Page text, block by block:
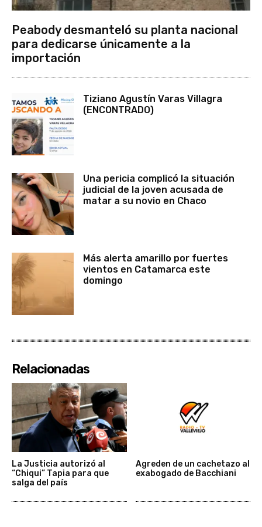
Peabody desmanteló su planta nacional
para dedicarse únicamente a la
importación
Tiziano Agustín Varas Villagra
(ENCONTRADO)
Una pericia complicó la situación
judicial de la joven acusada de
matar a su novio en Chaco
Más alerta amarillo por fuertes
vientos en Catamarca este
domingo
Relacionadas
La Justicia autorizó al
“Chiqui” Tapia para que
salga del país
Agreden de un cachetazo al
exabogado de Bacchiani